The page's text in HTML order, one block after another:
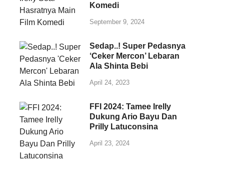
Komedi
September 9, 2024
Sedap..! Super Pedasnya
‘Ceker Mercon’ Lebaran
Ala Shinta Bebi
April 24, 2023
FFI 2024: Tamee Irelly
Dukung Ario Bayu Dan
Prilly Latuconsina
April 23, 2024